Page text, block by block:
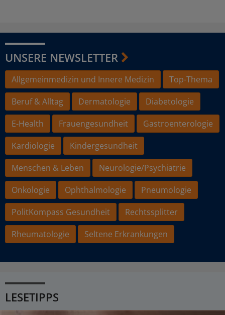
UNSERE NEWSLETTER
Allgemeinmedizin und Innere Medizin
Top-Thema
Beruf & Alltag
Dermatologie
Diabetologie
E-Health
Frauengesundheit
Gastroenterologie
Kardiologie
Kindergesundheit
Menschen & Leben
Neurologie/Psychiatrie
Onkologie
Ophthalmologie
Pneumologie
PolitKompass Gesundheit
Rechtssplitter
Rheumatologie
Seltene Erkrankungen
LESETIPPS